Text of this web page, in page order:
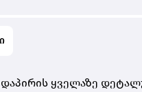
ყველაზე